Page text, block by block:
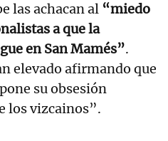
las achacan al “miedo
a que la
en San Mamés”.
elevado afirmando que
su obsesión
los vizcainos”.